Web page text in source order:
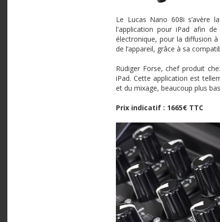
Le Lucas Nano 608i s’avère
l'application pouriPad afin de
électronique, pour la diffusion
de l’appareil, grâce à sa
Rüdiger Forse, chef produit
iPad. Cette application est
et du mixage, beaucoup plus
Prix indicatif : 1665€ TTC